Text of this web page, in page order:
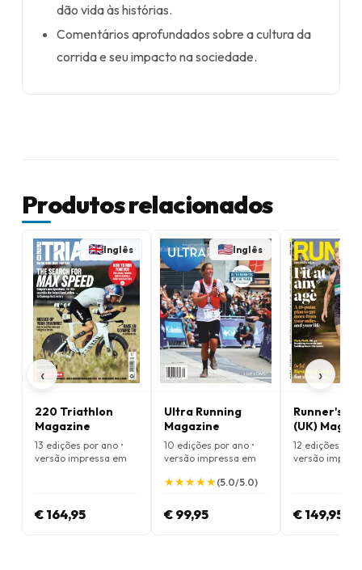
dão vida às histórias.
Comentários aprofundados sobre a cultura da
corrida e seu impacto na sociedade.
Produtos relacionados
‹
Inglês
220 Triathlon
Magazine
13 edições por ano •
versão impressa em
€ 164,95
Inglês
Ultra Running
Magazine
10 edições por ano •
versão impressa em
★
★★
★★
★★
★★
★(5.0/5.0)
€ 99,95
Runner's
(UK)
12 edições por
versão
€ 149,95
›